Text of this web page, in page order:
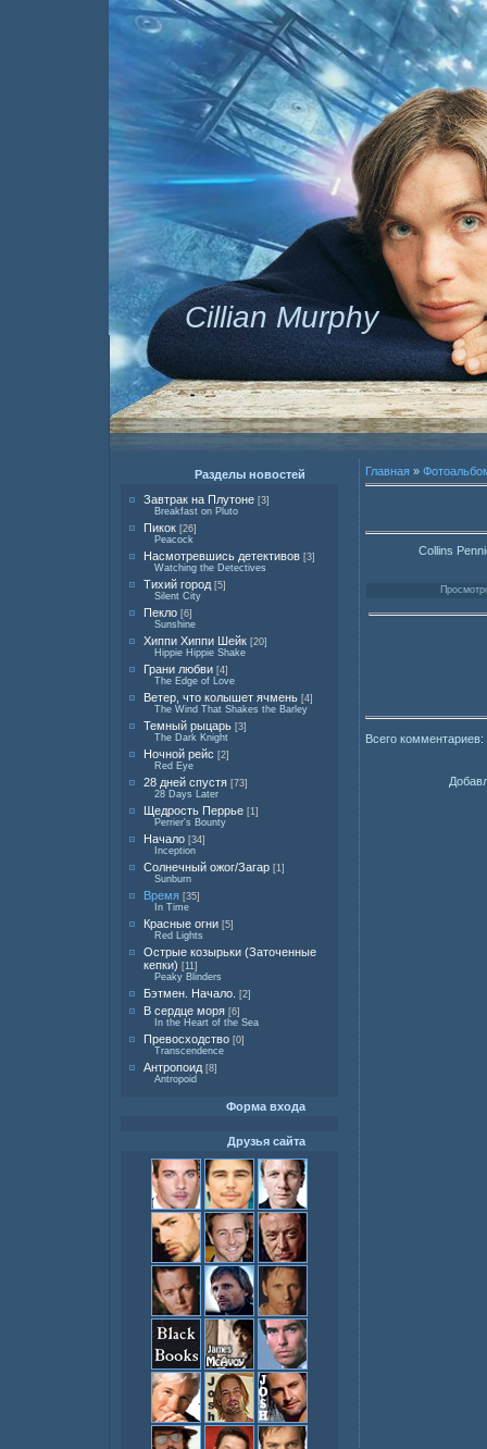
Cillian Murphy
Разделы новостей
Завтрак на Плутоне [3]
Breakfast on Pluto
Пикок [26]
Peacock
Насмотревшись детективов [3]
Watching the Detectives
Тихий город [5]
Silent City
Пекло [6]
Sunshine
Хиппи Хиппи Шейк [20]
Hippie Hippie Shake
Грани любви [4]
The Edge of Love
Ветер, что колышет ячмень [4]
The Wind That Shakes the Barley
Темный рыцарь [3]
The Dark Knight
Ночной рейс [2]
Red Eye
28 дней спустя [73]
28 Days Later
Щедрость Перрье [1]
Perrier's Bounty
Начало [34]
Inception
Солнечный ожог/Загар [1]
Sunburn
Время [35]
In Time
Красные огни [5]
Red Lights
Острые козырьки (Заточенные
кепки) [11]
Peaky Blinders
Бэтмен. Начало. [2]
В сердце моря [6]
In the Heart of the Sea
Превосходство [0]
Transcendence
Антропоид [8]
Antropoid
Форма входа
Друзья сайта
Главная »
Collins
Всего комментариев: